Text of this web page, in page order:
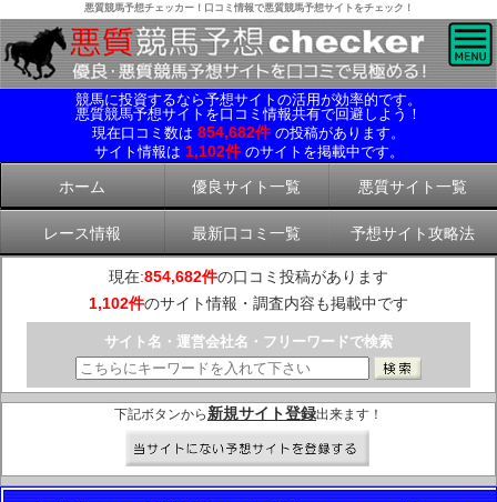
悪質競馬予想チェッカー！口コミ情報で悪質競馬予想サイトをチェック！
競馬に投資するなら予想サイトの活用が効率的です。
悪質競馬予想サイトを口コミ情報共有で回避しよう！
現在口コミ数は 854,682件 の投稿があります。
サイト情報は 1,102件 のサイトを掲載中です。
ホーム 優良サイト一覧 悪質サイト一覧
レース情報 最新口コミ一覧 予想サイト攻略法
現在:854,682件の口コミ投稿があります
1,102件のサイト情報・調査内容も掲載中です
サイト名・運営会社名・フリーワードで検索
下記ボタンから 新規サイト登録出来ます！